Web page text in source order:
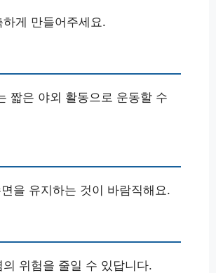
게 만들어주세요.
짧은 야외 활동으로 운동할 수
을 유지하는 것이 바람직해요.
위험을 줄일 수 있답니다.